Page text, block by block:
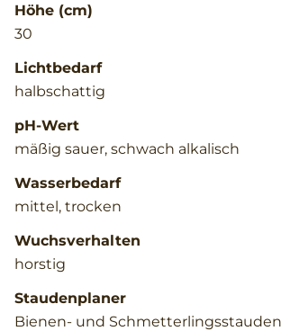
Höhe (cm)
30
Lichtbedarf
halbschattig
pH-Wert
mäßig sauer, schwach alkalisch
Wasserbedarf
mittel, trocken
Wuchsverhalten
horstig
Staudenplaner
Bienen- und